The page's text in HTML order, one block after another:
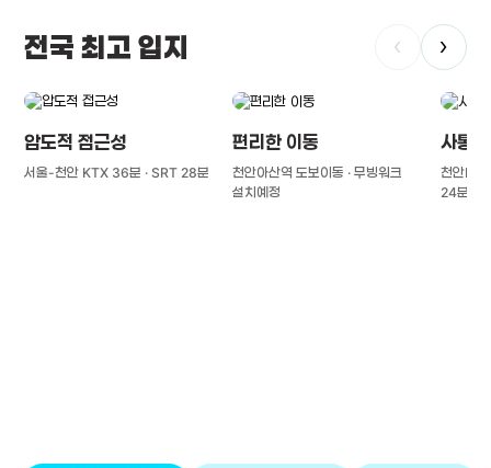
전국 최고 입지 ‹ ›
압도적 접근성
서울-천안 KTX 36분 · SRT 28분
편리한 이동
천안아산역 도보이동 · 무빙워크
설치예정
사통
천안IC(
24분